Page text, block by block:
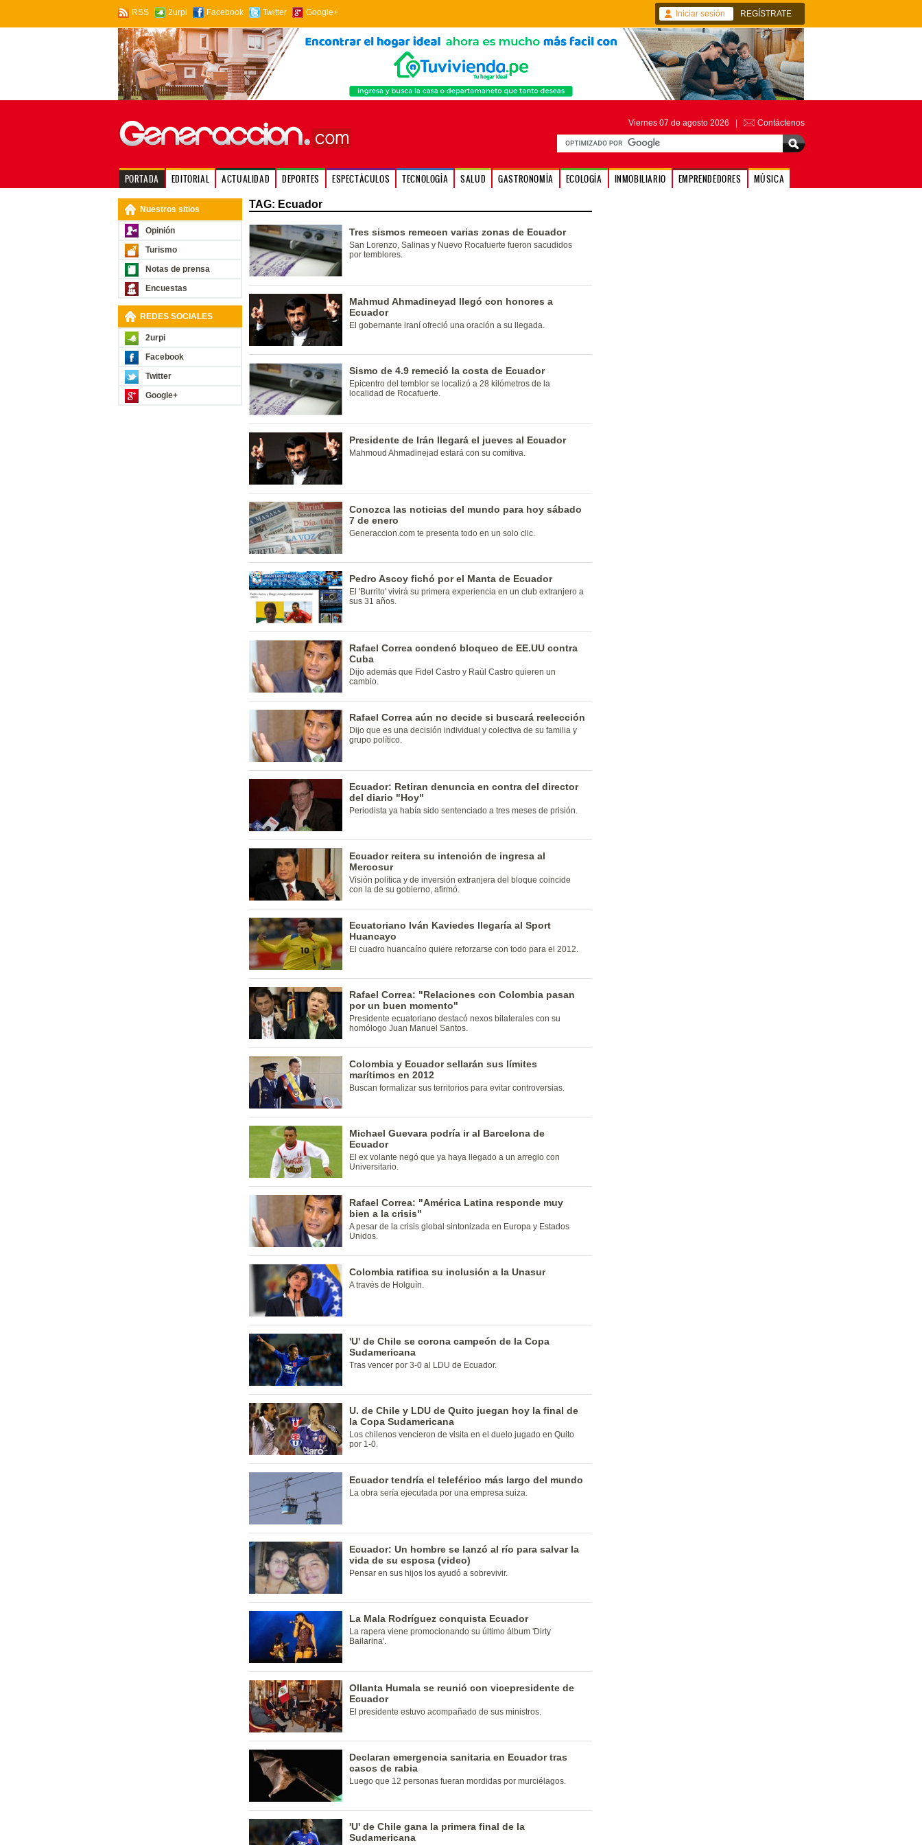
RSS 2urpi Facebook Twitter Google+ Iniciar sesión REGÍSTRATE
Viernes 07 de agosto 2026 | Contáctenos
PORTADA EDITORIAL ACTUALIDAD DEPORTES ESPECTÁCULOS TECNOLOGÍA SALUD GASTRONOMÍA ECOLOGÍA INMOBILIARIO EMPRENDEDORES MÚSICA
Nuestros sitios
Opinión
Turismo
Notas de prensa
Encuestas
REDES SOCIALES
2urpi
Facebook
Twitter
Google+
TAG: Ecuador
Tres sismos remecen varias zonas de Ecuador
San Lorenzo, Salinas y Nuevo Rocafuerte fueron sacudidos
por temblores.
Mahmud Ahmadineyad llegó con honores a
Ecuador
El gobernante iraní ofreció una oración a su llegada.
Sismo de 4.9 remeció la costa de Ecuador
Epicentro del temblor se localizó a 28 kilómetros de la
localidad de Rocafuerte.
Presidente de Irán llegará el jueves al Ecuador
Mahmoud Ahmadinejad estará con su comitiva.
Conozca las noticias del mundo para hoy sábado
7 de enero
Generaccion.com te presenta todo en un solo clic.
Pedro Ascoy fichó por el Manta de Ecuador
El 'Burrito' vivirá su primera experiencia en un club extranjero a
sus 31 años.
Rafael Correa condenó bloqueo de EE.UU contra
Cuba
Dijo además que Fidel Castro y Raúl Castro quieren un
cambio.
Rafael Correa aún no decide si buscará reelección
Dijo que es una decisión individual y colectiva de su familia y
grupo político.
Ecuador: Retiran denuncia en contra del director
del diario "Hoy"
Periodista ya había sido sentenciado a tres meses de prisión.
Ecuador reitera su intención de ingresa al
Mercosur
Visión política y de inversión extranjera del bloque coincide
con la de su gobierno, afirmó.
Ecuatoriano Iván Kaviedes llegaría al Sport
Huancayo
El cuadro huancaíno quiere reforzarse con todo para el 2012.
Rafael Correa: "Relaciones con Colombia pasan
por un buen momento"
Presidente ecuatoriano destacó nexos bilaterales con su
homólogo Juan Manuel Santos.
Colombia y Ecuador sellarán sus límites
marítimos en 2012
Buscan formalizar sus territorios para evitar controversias.
Michael Guevara podría ir al Barcelona de
Ecuador
El ex volante negó que ya haya llegado a un arreglo con
Universitario.
Rafael Correa: "América Latina responde muy
bien a la crisis"
A pesar de la crisis global sintonizada en Europa y Estados
Unidos.
Colombia ratifica su inclusión a la Unasur
A través de Holguín.
'U' de Chile se corona campeón de la Copa
Sudamericana
Tras vencer por 3-0 al LDU de Ecuador.
U. de Chile y LDU de Quito juegan hoy la final de
la Copa Sudamericana
Los chilenos vencieron de visita en el duelo jugado en Quito
por 1-0.
Ecuador tendría el teleférico más largo del mundo
La obra sería ejecutada por una empresa suiza.
Ecuador: Un hombre se lanzó al río para salvar la
vida de su esposa (video)
Pensar en sus hijos los ayudó a sobrevivir.
La Mala Rodríguez conquista Ecuador
La rapera viene promocionando su último álbum 'Dirty
Bailarina'.
Ollanta Humala se reunió con vicepresidente de
Ecuador
El presidente estuvo acompañado de sus ministros.
Declaran emergencia sanitaria en Ecuador tras
casos de rabia
Luego que 12 personas fueran mordidas por murciélagos.
'U' de Chile gana la primera final de la
Sudamericana